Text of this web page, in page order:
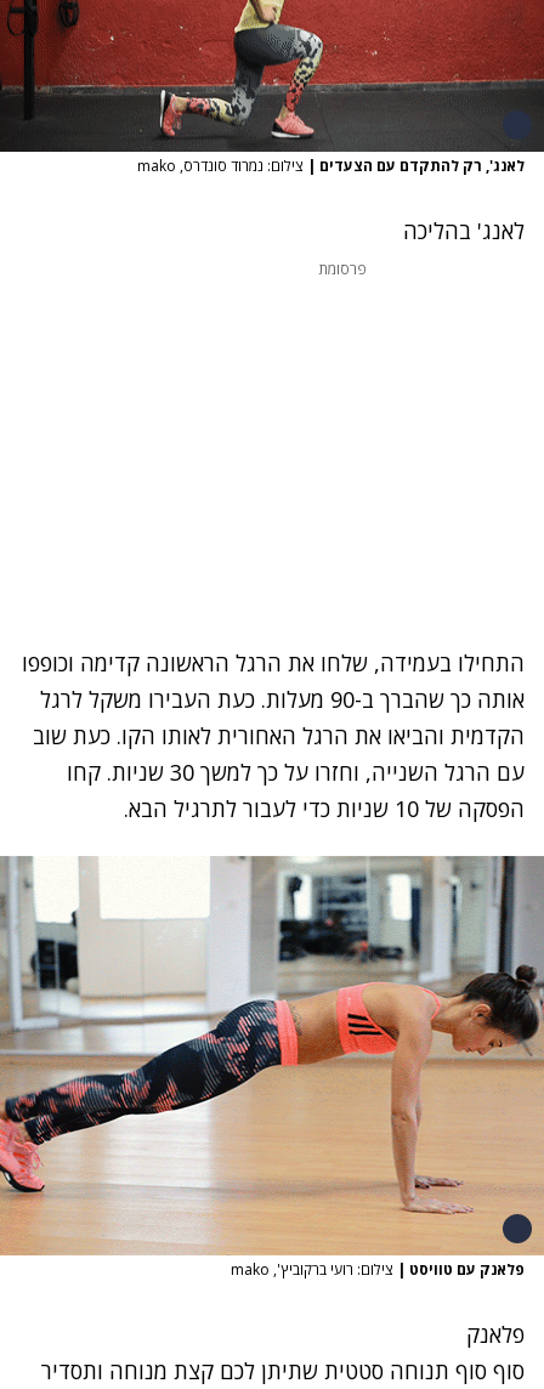
לאנג', רק להתקדם עם הצעדים | צילום: נמרוד סונדרס, mako
לאנג' בהליכה
פרסומת
התחילו בעמידה, שלחו את הרגל הראשונה קדימה וכופפו
אותה כך שהברך ב-90 מעלות. כעת העבירו משקל לרגל
הקדמית והביאו את הרגל האחורית לאותו הקו. כעת שוב
עם הרגל השנייה, וחזרו על כך למשך 30 שניות. קחו
הפסקה של 10 שניות כדי לעבור לתרגיל הבא.
פלאנק עם טוויסט | צילום: רועי ברקוביץ', mako
פלאנק
סוף סוף תנוחה סטטית שתיתן לכם קצת מנוחה ותסדיר